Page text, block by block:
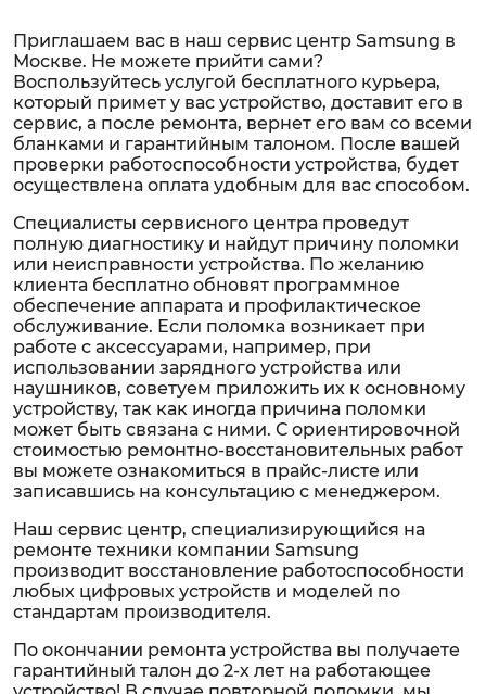
Приглашаем вас в наш сервис центр Samsung в
Москве. Не можете прийти сами?
Воспользуйтесь услугой бесплатного курьера,
который примет у вас устройство, доставит его в
сервис, а после ремонта, вернет его вам со всеми
бланками и гарантийным талоном. После вашей
проверки работоспособности устройства, будет
осуществлена оплата удобным для вас способом.
Специалисты сервисного центра проведут
полную диагностику и найдут причину поломки
или неисправности устройства. По желанию
клиента бесплатно обновят программное
обеспечение аппарата и профилактическое
обслуживание. Если поломка возникает при
работе с аксессуарами, например, при
использовании зарядного устройства или
наушников, советуем приложить их к основному
устройству, так как иногда причина поломки
может быть связана с ними. С ориентировочной
стоимостью ремонтно-восстановительных работ
вы можете ознакомиться в прайс-листе или
записавшись на консультацию с менеджером.
Наш сервис центр, специализирующийся на
ремонте техники компании Samsung
производит восстановление работоспособности
любых цифровых устройств и моделей по
стандартам производителя.
По окончании ремонта устройства вы получаете
гарантийный талон до 2-х лет на работающее